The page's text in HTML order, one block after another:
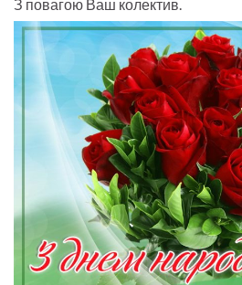
З повагою Ваш колектив.